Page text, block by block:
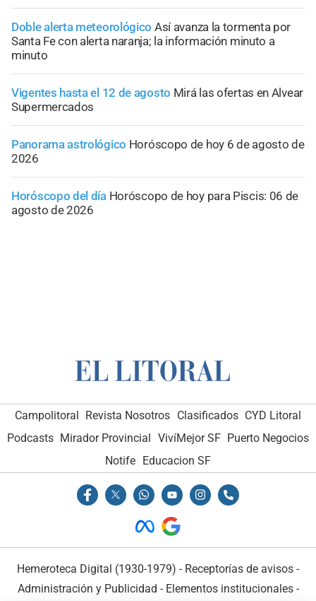
Doble alerta meteorológico Así avanza la tormenta por
Santa Fe con alerta naranja; la información minuto a
minuto
Vigentes hasta el 12 de agosto Mirá las ofertas en Alvear
Supermercados
Panorama astrológico Horóscopo de hoy 6 de agosto de
2026
Horóscopo del día Horóscopo de hoy para Piscis: 06 de
agosto de 2026
Campolitoral Revista Nosotros Clasificados CYD Litoral
Podcasts Mirador Provincial VivíMejor SF Puerto Negocios
Notife Educacion SF
Hemeroteca Digital (1930-1979) - Receptorías de avisos -
Administración y Publicidad - Elementos institucionales-